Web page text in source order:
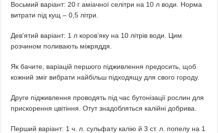
Восьмий варіант: 20 г аміачної селітри на 10 л води. Норма
витрати під кущ – 0,5 літри.
Дев'ятий варіант: 1 л коров’яку на 10 літрів води. Цим
розчином поливають міжряддя.
Як бачите, варіацій першого підживлення предосить, щоб
кожний зміг вибрати найбільш підходящу для свого городу.
Друге підживлення проводять під час бутонізації рослин для
прискорення цвітіння. Отут знадобляться калійні добрива.
Перший варіант: 1 ч. л. сульфату калію й 3 ст. л. попелу на 1